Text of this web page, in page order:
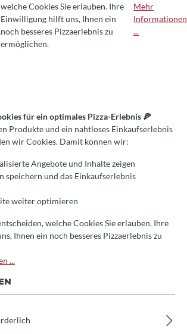
Pizzakurs
BEI
auch online funktionieren, das haben
getestet. 35 Mitarbeiter eines
einen Pizzakurs als Teamevent bei
via Zoom gehalten und jeder Mitarbeiter
seine Pizza gebacken und ein leckeres
Kurs gehabt mit viel neuem Input
Tipps und Tricks rund ums Pizzabacken.
für ein optimales Pizza-Erlebnis 🍕
und ein nahtloses Einkaufserlebnis zu
welche Cookies Sie erlauben. Ihre
Einwilligung hilft uns, Ihnen ein
noch besseres Pizzaerlebnis zu
ermöglichen.
Mehr
Informationen
...
für ein optimales Pizza-Erlebnis 🍕
Produkte und ein nahtloses Einkaufserlebnis
wir Cookies. Damit können wir:
Angebote und Inhalte zeigen
speichern und das Einkaufserlebnis
weiter optimieren
welche Cookies Sie erlauben. Ihre
Ihnen ein noch besseres Pizzaerlebnis zu
...